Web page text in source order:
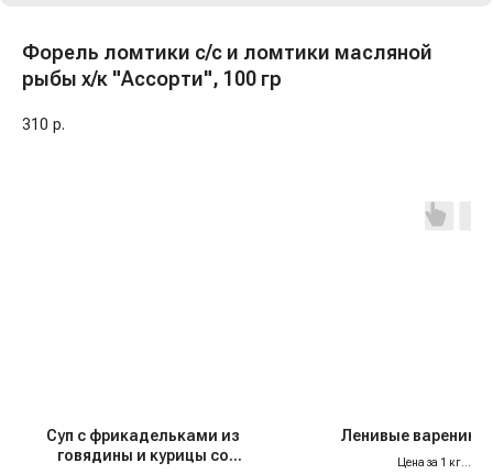
Форель ломтики с/с и ломтики масляной
рыбы х/к "Ассорти", 100 гр
310 р.
Суп с фрикадельками из
говядины и курицы со
Ленивые
Цена за 1 кг